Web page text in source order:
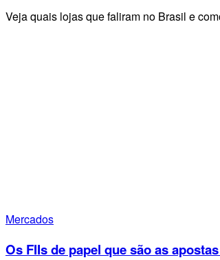
Veja quais lojas que faliram no Brasil e
Mercados
Os FIIs de papel que são as